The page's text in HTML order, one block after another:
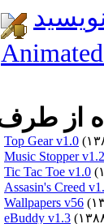
Top Gear v1.0 ۱۲)
Music Stopper
Tic Tac Toe v1.0
Assasin's Creed
Wallpapers v56
eBuddy v1.3 ۱۲)